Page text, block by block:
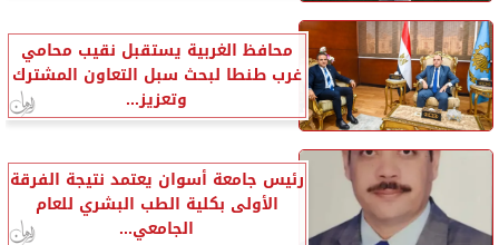
محافظ الغربية يستقبل نقيب محامي
غرب طنطا لبحث سبل التعاون المشترك
وتعزيز...
رئيس جامعة أسوان يعتمد نتيجة الفرقة
الأولى بكلية الطب البشري للعام
الجامعي...